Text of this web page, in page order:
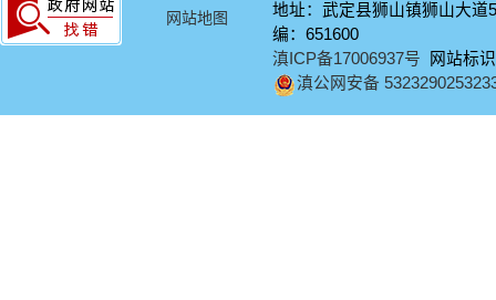
网站地图
地址：武定县狮山镇狮山大
编：651600
滇ICP备17006937号 网站标
滇公网安备